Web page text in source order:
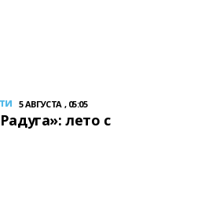
5 АВГУСТА , 05:05
лето с